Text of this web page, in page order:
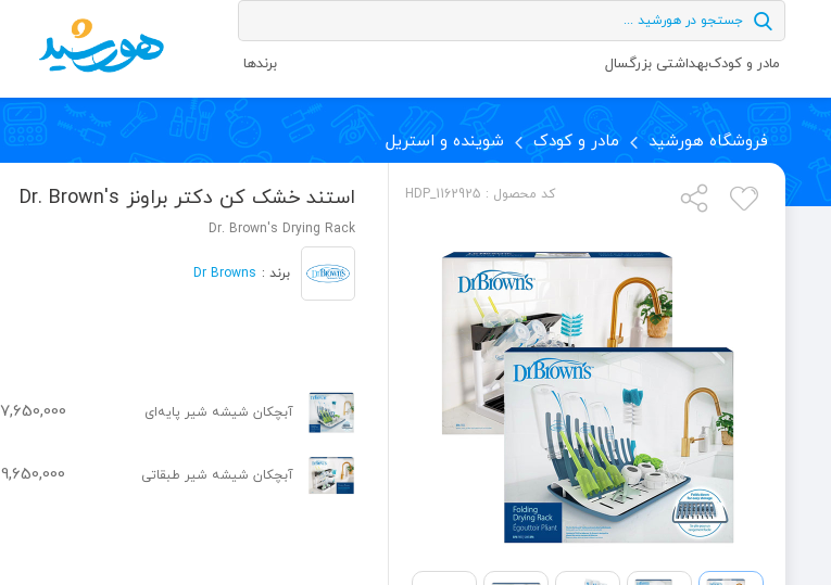
مادر و کودکبهداشتی بزرگسال برندها
فروشگاه هورشید مادر و کودک شوینده و استریل
کد محصول : HDP_1162925 استند خشک کن دکتر براونز Dr. Brown's
Dr. Brown's Drying Rack
برند : Dr Browns
آبچکان شیشه شیر پایه‌ای 7,650,000
آبچکان شیشه شیر طبقاتی 9,650,000